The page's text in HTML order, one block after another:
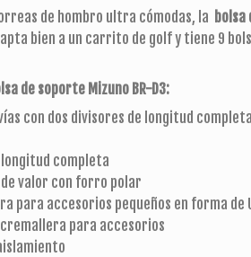
de hombro ultra cómodas, la bolsa
bien a un carrito de golf y tiene 9
de soporte Mizuno BR-D3:
con dos divisores de longitud completa
completa
valor con forro polar
para accesorios pequeños en forma de
para accesorios